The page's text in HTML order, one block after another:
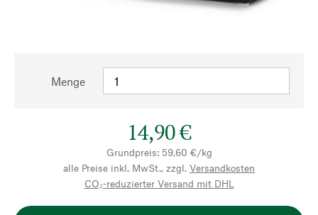
Menge
14,90 €
Grundpreis: 59,60 €/kg
alle Preise inkl. MwSt., zzgl. Versandkosten
CO₂-reduzierter Versand mit DHL